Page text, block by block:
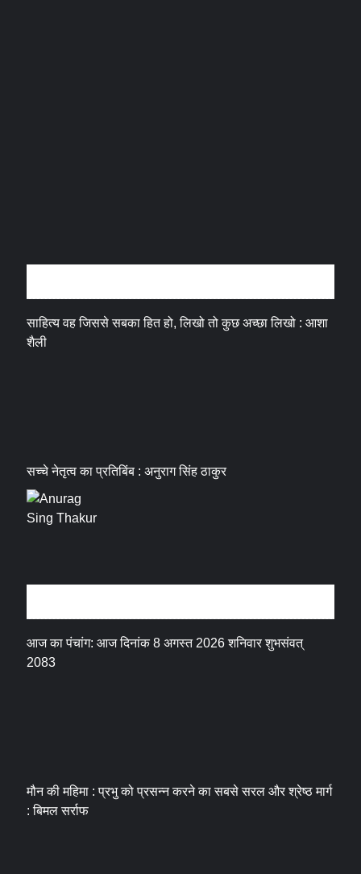
साहित्य वह जिससे सबका हित हो, लिखो तो कुछ अच्छा लिखो : आशा
शैली
सच्चे नेतृत्व का प्रतिबिंब : अनुराग सिंह ठाकुर
आज का पंचांग: आज दिनांक 8 अगस्त 2026 शनिवार शुभसंवत्
2083
मौन की महिमा : प्रभु को प्रसन्न करने का सबसे सरल और श्रेष्ठ मार्ग
: बिमल सर्राफ